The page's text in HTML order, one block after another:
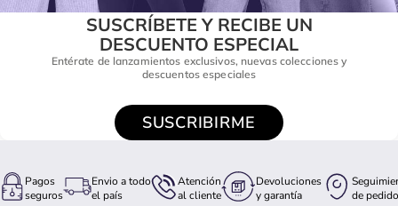
SUSCRÍBETE Y RECIBE UN
DESCUENTO ESPECIAL
Entérate de lanzamientos exclusivos, nuevas colecciones y
descuentos especiales
SUSCRIBIRME
Pagos
seguros
Envio a todo
el país
Atención
al cliente
Devoluciones
y garantía
de pedido